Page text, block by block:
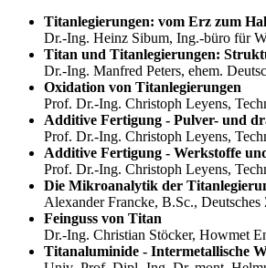
Titanlegierungen: vom Erz zum
Dr.-Ing. Heinz Sibum, Ing.-büro für
Titan und Titanlegierungen:
Dr.-Ing. Manfred Peters, ehem.
Oxidation von Titanlegierungen
Prof. Dr.-Ing. Christoph Leyens,
Additive Fertigung - Pulver- und
Prof. Dr.-Ing. Christoph Leyens,
Additive Fertigung - Werkstoffe
Prof. Dr.-Ing. Christoph Leyens,
Die Mikroanalytik der
Alexander Francke, B.Sc.,
Feinguss von Titan
Dr.-Ing. Christian Stöcker, Howmet
Titanaluminide - Intermetallische